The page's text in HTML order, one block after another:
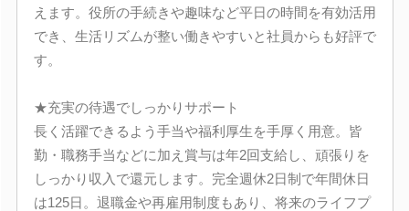
えます。役所の手続きや趣味など平日の時間を有効活用
でき、生活リズムが整い働きやすいと社員からも好評で
す。
★充実の待遇でしっかりサポート
長く活躍できるよう手当や福利厚生を手厚く用意。皆
勤・職務手当などに加え賞与は年2回支給し、頑張りを
しっかり収入で還元します。完全週休2日制で年間休日
は125日。退職金や再雇用制度もあり、将来のライフプ